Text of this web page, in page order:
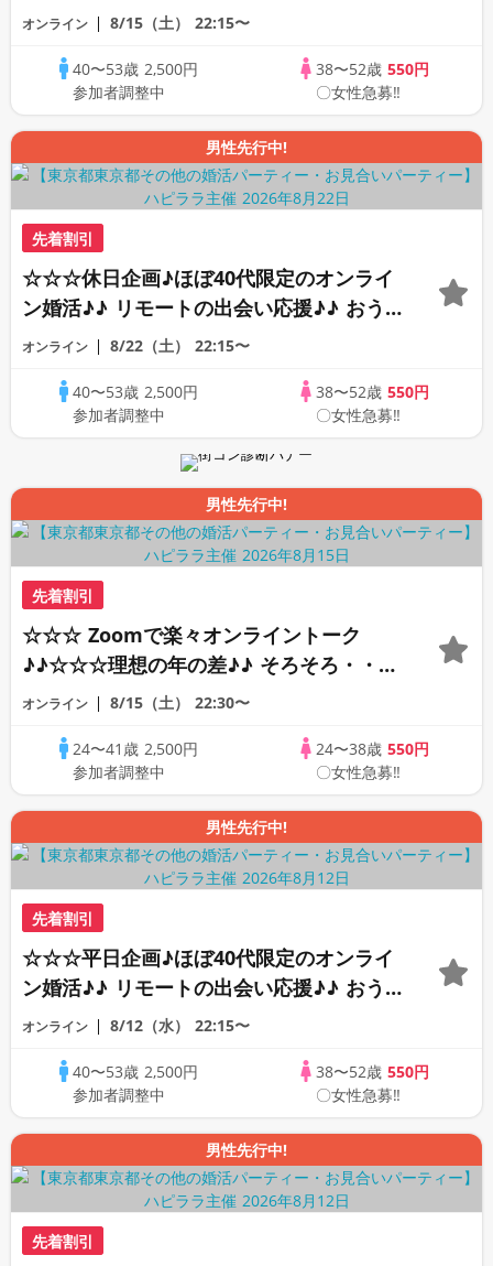
ちで乾杯しませんか♪♪ ☆全国の方が対象
PARTY!!
オンライン 8/15（土） 22:15〜
40〜53歳 2,500円
参加者調整中
38〜52歳 550円
〇女性急募‼
男性先行中!
先着割引
☆☆☆休日企画♪ほぼ40代限定のオンライ
ン婚活♪♪ リモートの出会い応援♪♪ おう
ちで乾杯しませんか♪♪ ☆全国の方が対象
PARTY!!
オンライン 8/22（土） 22:15〜
40〜53歳 2,500円
参加者調整中
38〜52歳 550円
〇女性急募‼
男性先行中!
先着割引
☆☆☆ Zoomで楽々オンライントーク
♪♪☆☆☆理想の年の差♪♪ そろそろ・・・
素敵な恋人見つけたい♪ ♪☆カジュアルな
行あり♪♪
オンライン 8/15（土） 22:30〜
24〜41歳 2,500円
参加者調整中
24〜38歳 550円
〇女性急募‼
男性先行中!
先着割引
☆☆☆平日企画♪ほぼ40代限定のオンライ
ン婚活♪♪ リモートの出会い応援♪♪ おう
ちで乾杯しませんか♪♪ ☆全国の方が対象
PARTY!!
オンライン 8/12（水） 22:15〜
40〜53歳 2,500円
参加者調整中
38〜52歳 550円
〇女性急募‼
男性先行中!
先着割引